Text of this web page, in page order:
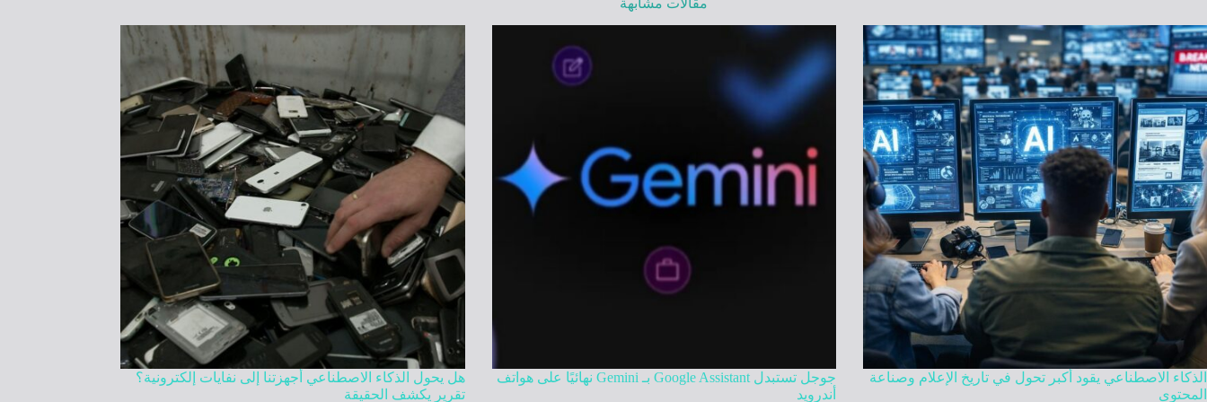
مقالات مشابهة
الذكاء الاصطناعي يقود أكبر تحول في تاريخ الإعلام وصناعة
المحتوى
جوجل تستبدل Google Assistant بـ Gemini نهائيًا على هواتف
أندرويد
هل يحول الذكاء الاصطناعي أجهزتنا إلى نفايات إلكترونية؟
تقرير يكشف الحقيقة